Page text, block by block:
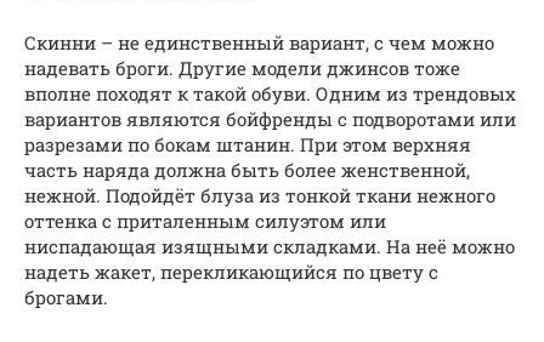
Скинни – не единственный вариант, с чем можно
надевать броги. Другие модели джинсов тоже
вполне походят к такой обуви. Одним из трендовых
вариантов являются бойфренды с подворотами или
разрезами по бокам штанин. При этом верхняя
часть наряда должна быть более женственной,
нежной. Подойдёт блуза из тонкой ткани нежного
оттенка с приталенным силуэтом или
ниспадающая изящными складками. На неё можно
надеть жакет, перекликающийся по цвету с
брогами.